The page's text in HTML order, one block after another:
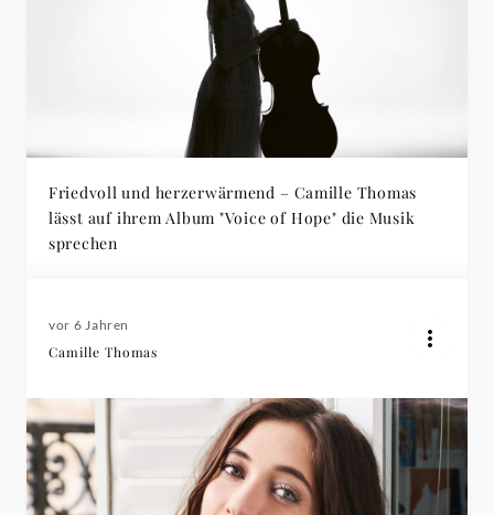
Friedvoll und herzerwärmend – Camille Thomas
lässt auf ihrem Album "Voice of Hope" die Musik
sprechen
vor 6 Jahren
Camille Thomas